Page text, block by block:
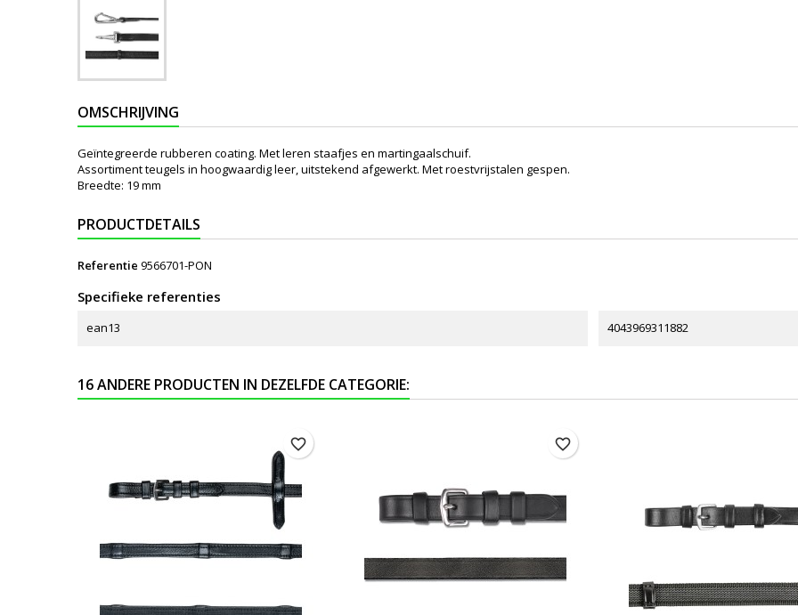
OMSCHRIJVING
Geïntegreerde rubberen coating. Met leren staafjes en martingaalschuif.
Assortiment teugels in hoogwaardig leer, uitstekend afgewerkt. Met roestvrijstalen gespen.
Breedte: 19 mm
PRODUCTDETAILS
Referentie 9566701-PON
Specifieke referenties
ean13 4043969311882
16 ANDERE PRODUCTEN IN DEZELFDE CATEGORIE:
favorite_border favorite_border